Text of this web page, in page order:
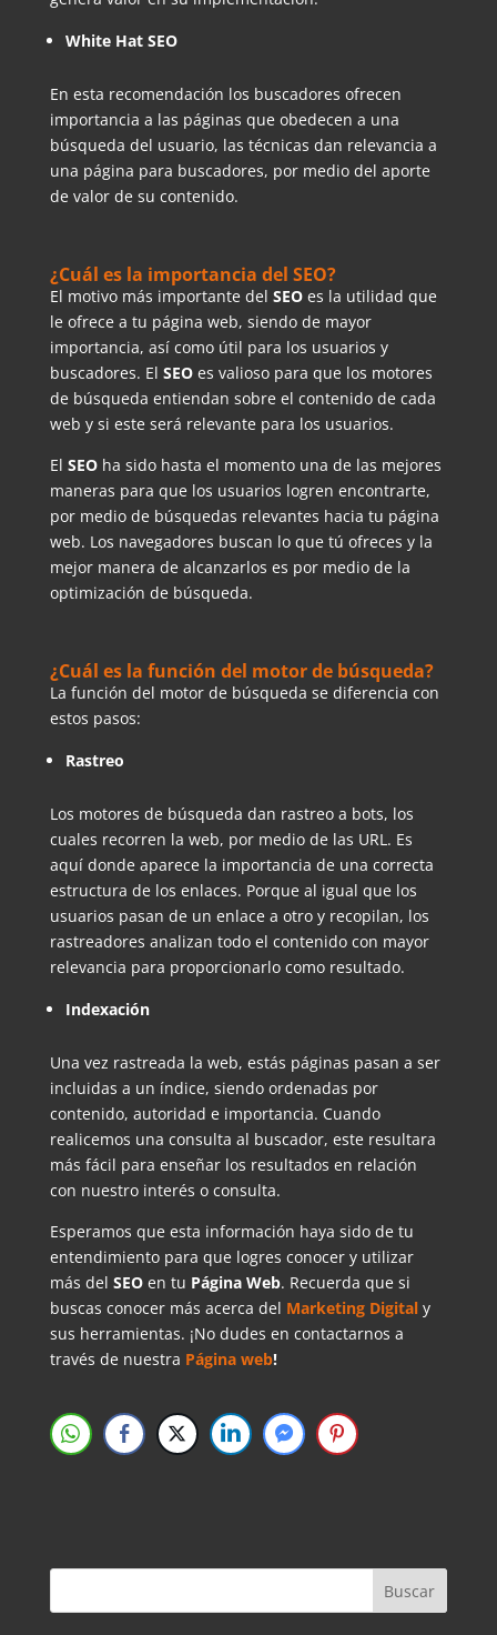
White Hat SEO
En esta recomendación los buscadores ofrecen
importancia a las páginas que obedecen a una
búsqueda del usuario, las técnicas dan relevancia a
una página para buscadores, por medio del aporte
de valor de su contenido.
¿Cuál es la importancia del SEO?
El motivo más importante del SEOes la utilidad que
le ofrece a tu página web, siendo de mayor
importancia, así como útil para los usuarios y
buscadores. El SEOes valioso para que los motores
de búsqueda entiendan sobre el contenido de cada
web y si este será relevante para los usuarios.
El SEOha sido hasta el momento una de las mejores
maneras para que los usuarios logren encontrarte,
por medio de búsquedas relevantes hacia tu página
web. Los navegadores buscan lo que tú ofreces y la
mejor manera de alcanzarlos es por medio de la
optimización de búsqueda.
¿Cuál es la función del motor de búsqueda?
La función del motor de búsqueda se diferencia con
estos pasos:
Rastreo
Los motores de búsqueda dan rastreo a bots, los
cuales recorren la web, por medio de las URL. Es
aquí donde aparece la importancia de una correcta
estructura de los enlaces. Porque al igual que los
usuarios pasan de un enlace a otro y recopilan, los
rastreadores analizan todo el contenido con mayor
relevancia para proporcionarlo como resultado.
Indexación
Una vez rastreada la web, estás páginas pasan a ser
incluidas a un índice, siendo ordenadas por
contenido, autoridad e importancia. Cuando
realicemos una consulta al buscador, este resultara
más fácil para enseñar los resultados en relación
con nuestro interés o consulta.
Esperamos que esta información haya sido de tu
entendimiento para que logres conocer y utilizar
más del SEOen tu Página Web. Recuerda que si
buscas conocer más acerca del Marketing Digitaly
sus herramientas. ¡No dudes en contactarnos a
través de nuestra Página web!